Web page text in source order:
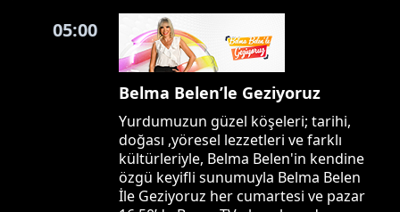
05:00
Belma Belen’le Geziyoruz
Yurdumuzun güzel köşeleri; tarihi,
doğası ,yöresel lezzetleri ve farklı
kültürleriyle, Belma Belen'in kendine
özgü keyifli sunumuyla Belma Belen
İle Geziyoruz her cumartesi ve pazar